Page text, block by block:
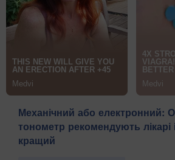
Механічний або електронний:
тонометр рекомендують лікарі
кращий